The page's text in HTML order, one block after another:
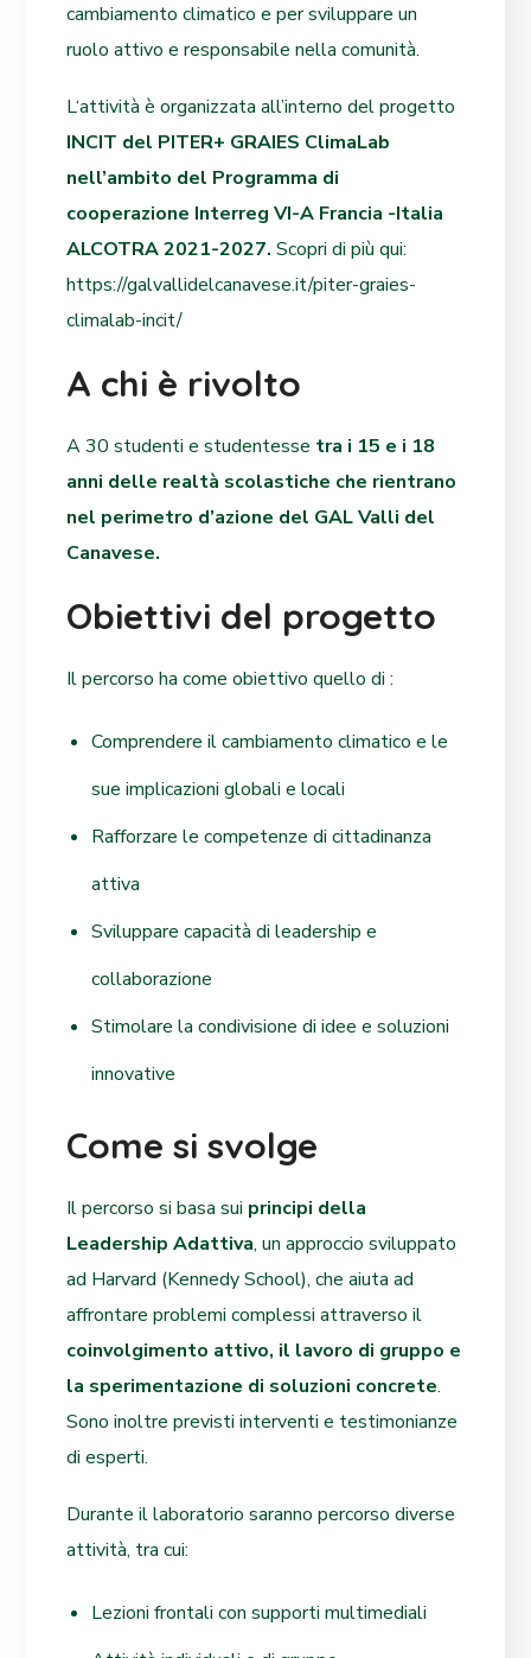
cambiamento climatico e per sviluppare un
ruolo attivo e responsabile nella comunità.
L‘attività è organizzata all’interno del progetto
INCIT del PITER+ GRAIES ClimaLab
nell’ambito del Programma di
cooperazione Interreg VI-A Francia -Italia
ALCOTRA 2021-2027. Scopri di più qui:
https://galvallidelcanavese.it/piter-graies-
climalab-incit/
A chi è rivolto
A 30 studenti e studentesse tra i 15 e i 18
anni delle realtà scolastiche che rientrano
nel perimetro d’azione del GAL Valli del
Canavese.
Obiettivi del progetto
Il percorso ha come obiettivo quello di :
Comprendere il cambiamento climatico e le
sue implicazioni globali e locali
Rafforzare le competenze di cittadinanza
attiva
Sviluppare capacità di leadership e
collaborazione
Stimolare la condivisione di idee e soluzioni
innovative
Come si svolge
Il percorso si basa sui principi della
Leadership Adattiva, un approccio sviluppato
ad Harvard (Kennedy School), che aiuta ad
affrontare problemi complessi attraverso il
coinvolgimento attivo, il lavoro di gruppo e
la sperimentazione di soluzioni concrete.
Sono inoltre previsti interventi e testimonianze
di esperti.
Durante il laboratorio saranno percorso diverse
attività, tra cui:
Lezioni frontali con supporti multimediali